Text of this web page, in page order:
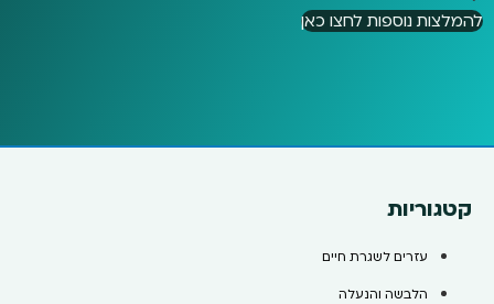
להמלצות נוספות לחצו כאן
קטגוריות
עזרים לשגרת חיים
הלבשה והנעלה